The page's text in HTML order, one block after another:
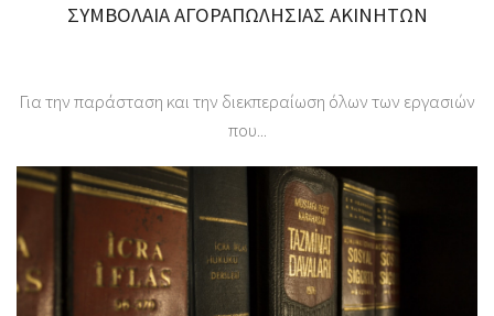
ΣΥΜΒΟΛΑΙΑ ΑΓΟΡΑΠΩΛΗΣΙΑΣ ΑΚΙΝΗΤΩΝ
Για την παράσταση και την διεκπεραίωση όλων των εργασιών
που...